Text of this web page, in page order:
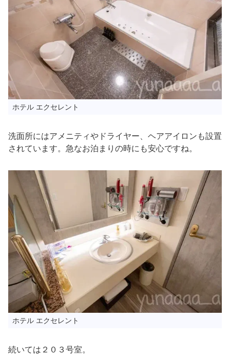
ホテル エクセレント
洗面所にはアメニティやドライヤー、ヘアアイロンも設置
されています。急なお泊まりの時にも安心ですね。
ホテル エクセレント
続いては２０３号室。